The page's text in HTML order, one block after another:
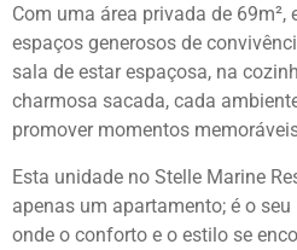
Com uma área privada de
espaços generosos de
sala de estar espaçosa, na
charmosa sacada, cada
promover momentos
Esta unidade no Stelle Marine
apenas um apartamento; é o
onde o conforto e o estilo se